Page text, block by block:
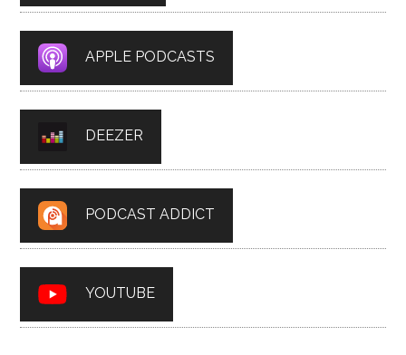
APPLE PODCASTS
DEEZER
PODCAST ADDICT
YOUTUBE